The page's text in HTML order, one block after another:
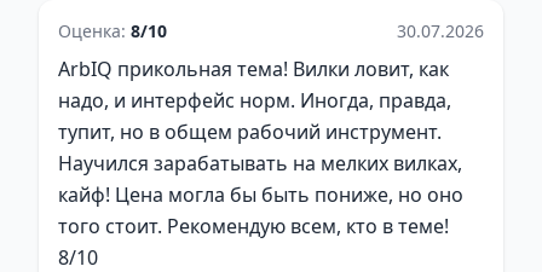
Оценка: 8/10 30.07.2026
ArbIQ прикольная тема! Вилки ловит, как
надо, и интерфейс норм. Иногда, правда,
тупит, но в общем рабочий инструмент.
Научился зарабатывать на мелких вилках,
кайф! Цена могла бы быть пониже, но оно
того стоит. Рекомендую всем, кто в теме!
8/10